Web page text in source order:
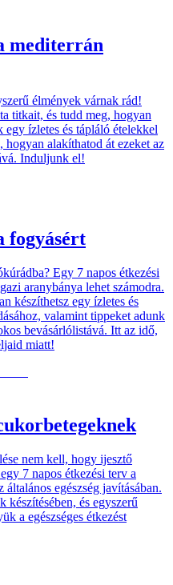
mediterrán
élmények várnak rád!
titkait, és tudd meg, hogyan
egy ízletes és tápláló ételekkel
alakíthatod át ezeket az
Induljunk el!
fogyásért
Egy 7 napos étkezési
aranybánya lehet számodra.
készíthetsz egy ízletes és
valamint tippeket adunk
bevásárlólistává. Itt az idő,
miatt!
nem kell, hogy ijesztő
7 napos étkezési terv a
egészség javításában.
készítésében, és egyszerű
a egészséges étkezést